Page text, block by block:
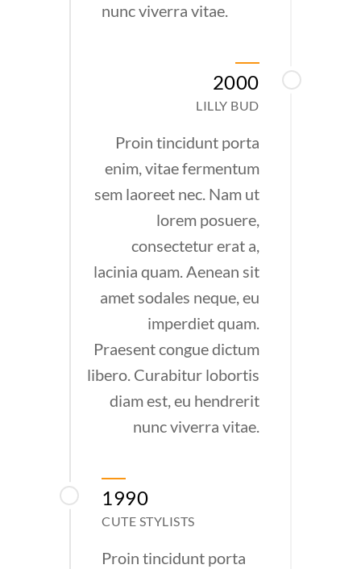
nunc viverra vitae.
2000
LILLY BUD
Proin tincidunt porta
enim, vitae fermentum
sem laoreet nec. Nam ut
lorem posuere,
consectetur erat a,
lacinia quam. Aenean sit
amet sodales neque, eu
imperdiet quam.
Praesent congue dictum
libero. Curabitur lobortis
diam est, eu hendrerit
nunc viverra vitae.
1990
CUTE STYLISTS
Proin tincidunt porta